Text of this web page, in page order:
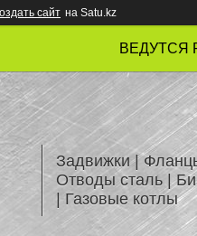
сайт на Satu.kz
ВЕДУТСЯ
Задвижки |
Отводы сталь |
| Газовые котлы